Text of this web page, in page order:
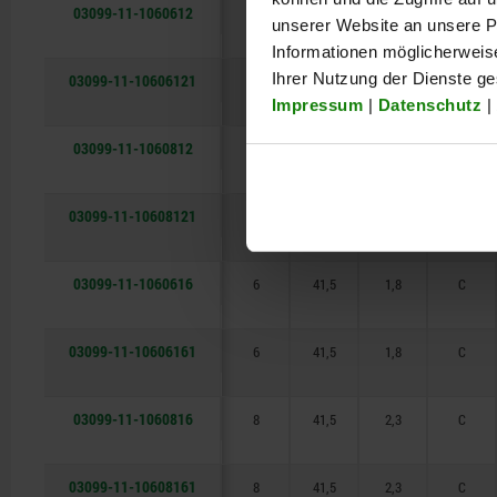
unserer Website an unsere
Informationen
Ihrer Nutzung der Dienste
Impressum | Datenschutz |
03099-11-1060612
03099-11-10606121 31,1 1,8 C
03099-11-1060812 8 31,1 2,3 C
03099-11-10608121
03099-11-1060616 6 41,5 1,8 C
03099-11-10606161 6 41,5 1,8 C
03099-11-1060816 8 41,5 2,3 C
03099-11-10608161 8 41,5 2,3 C